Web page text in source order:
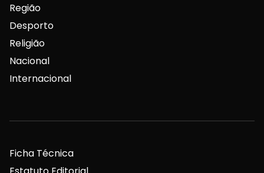
Região
Desporto
Religião
Nacional
Internacional
Ficha Técnica